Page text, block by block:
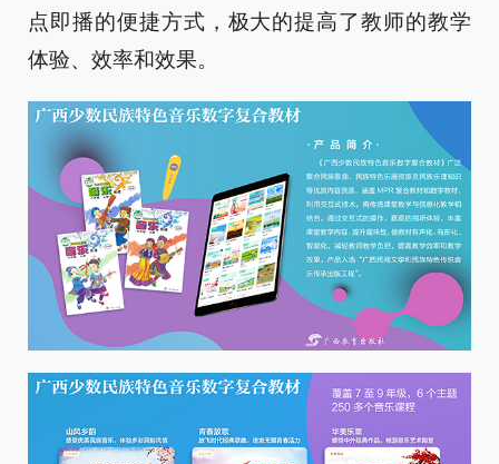
点即播的便捷方式，极大的提高了教师的教学
体验、效率和效果。